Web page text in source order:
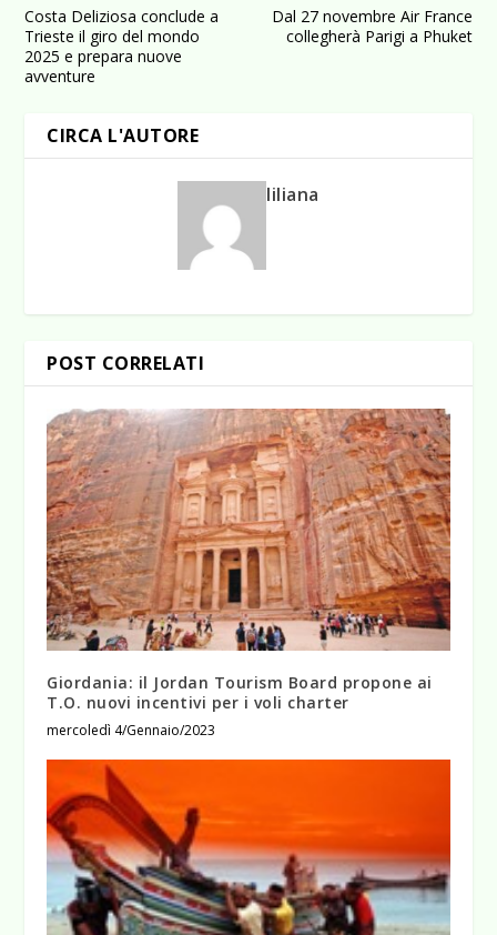
Costa Deliziosa conclude a
Trieste il giro del mondo
2025 e prepara nuove
avventure
Dal 27 novembre Air France
collegherà Parigi a Phuket
CIRCA L'AUTORE
liliana
POST CORRELATI
Giordania: il Jordan Tourism Board propone ai
T.O. nuovi incentivi per i voli charter
mercoledì 4/Gennaio/2023